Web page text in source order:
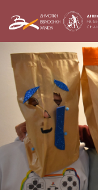
content